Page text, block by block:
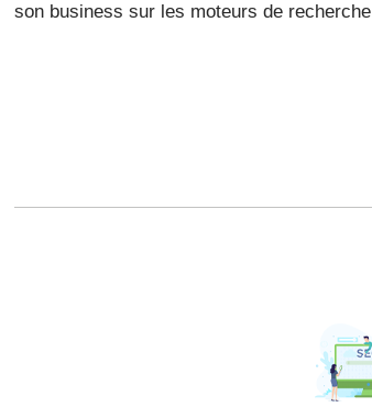
son business sur les moteurs de recherche